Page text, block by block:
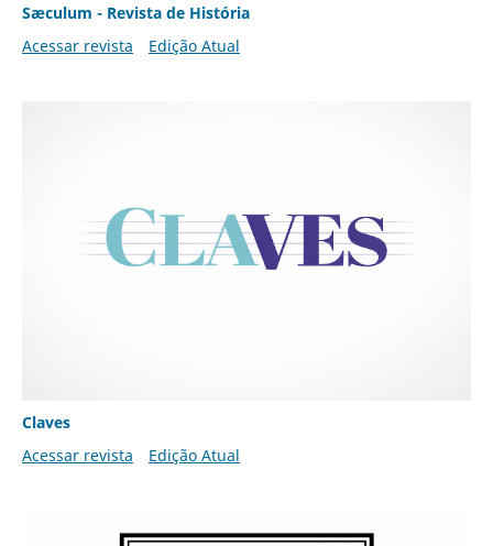
Sæculum - Revista de História
Acessar revista
Edição Atual
Claves
Acessar revista
Edição Atual